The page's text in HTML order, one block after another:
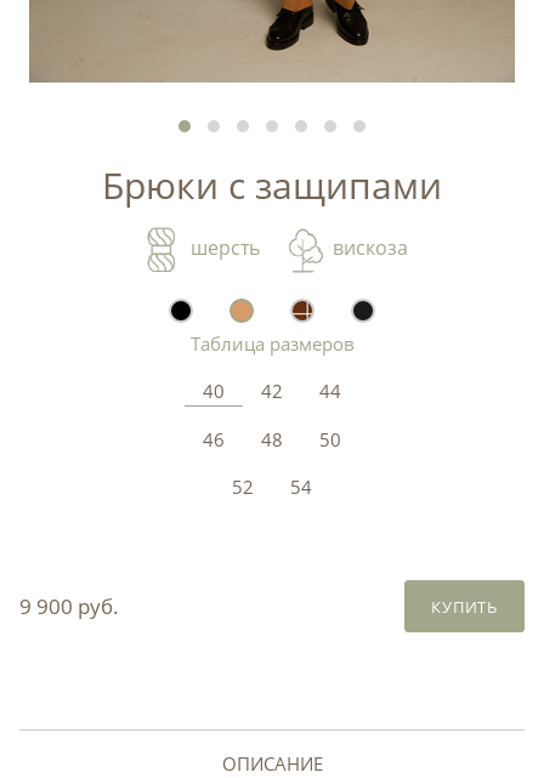
Брюки с защипами
шерсть вискоза
Таблица размеров
40
42
44
46
48
50
52
54
9 900 руб. КУПИТЬ
ОПИСАНИЕ